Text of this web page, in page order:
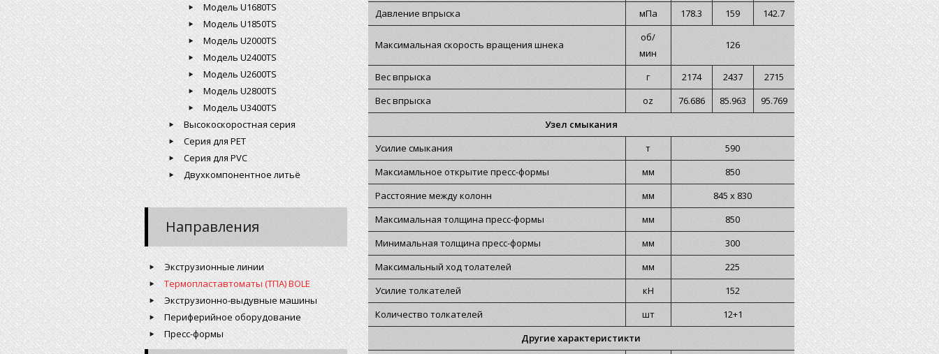
Модель U1680TS
Модель U1850TS
Модель U2000TS
Модель U2400TS
Модель U2600TS
Модель U2800TS
Модель U3400TS
Высокоскоростная серия
Серия для PET
Серия для PVC
Двухкомпонентное литьё
Направления
Экструзионные линии
Термопластавтоматы (ТПА) BOLE
Экструзионно-выдувные машины
Периферийное оборудование
Пресс-формы
Давление впрыска
мПа 178.3 159 142.7
Максимальная скорость вращения шнека
об/
мин
126
Вес впрыска г 2174 2437
2715
Вес впрыска
oz 76.686 85.963
95.769
Узел смыкания
Усилие смыкания
т
590
Максиамльное открытие пресс-формы
мм
850
Расстояние между колонн
мм
845 х 830
Максимальная толщина пресс-формы
мм
850
Минимальная толщина пресс-формы
мм
300
Максимальный ход толателей
мм
225
Усилие толкателей
кН
152
Количество толкателей
шт
12+1
Другие характеристикти